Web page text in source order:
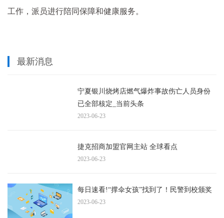
工作，派员进行陪同保障和健康服务。
最新消息
宁夏银川烧烤店燃气爆炸事故伤亡人员身份
已全部核定_当前头条
2023-06-23
捷克招商加盟官网主站 全球看点
2023-06-23
每日速看!“撑伞女孩”找到了！民警到校颁奖
2023-06-23